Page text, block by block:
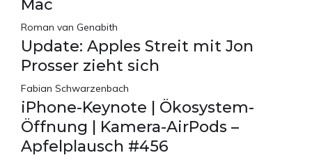
Mac
Roman van Genabith
Update: Apples Streit mit Jon
Prosser zieht sich
Fabian Schwarzenbach
iPhone-Keynote | Ökosystem-
Öffnung | Kamera-AirPods –
Apfelplausch #456